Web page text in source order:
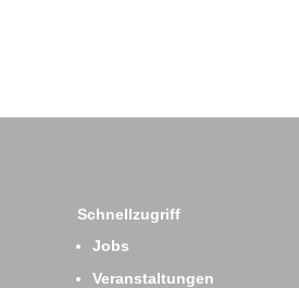
Schnellzugriff
Jobs
Veranstaltungen